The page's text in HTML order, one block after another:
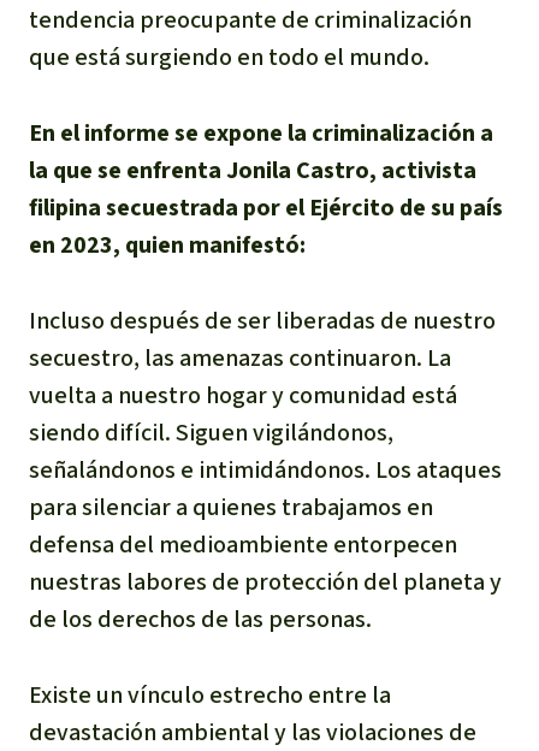
tendencia preocupante de criminalización
que está surgiendo en todo el mundo.
En el informe se expone la criminalización a
la que se enfrenta Jonila Castro, activista
filipina secuestrada por el Ejército de su país
en 2023, quien manifestó:
Incluso después de ser liberadas de nuestro
secuestro, las amenazas continuaron. La
vuelta a nuestro hogar y comunidad está
siendo difícil. Siguen vigilándonos,
señalándonos e intimidándonos. Los ataques
para silenciar a quienes trabajamos en
defensa del medioambiente entorpecen
nuestras labores de protección del planeta y
de los derechos de las personas.
Existe un vínculo estrecho entre la
devastación ambiental y las violaciones de